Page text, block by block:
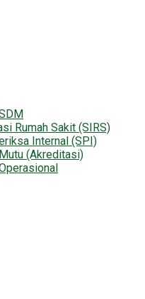
Rumah Sakit (SIRS)
Internal (SPI)
(Akreditasi)